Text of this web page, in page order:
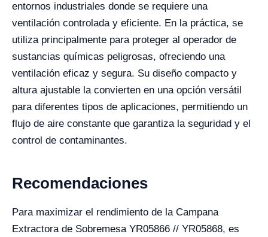
entornos industriales donde se requiere una
ventilación controlada y eficiente. En la práctica, se
utiliza principalmente para proteger al operador de
sustancias químicas peligrosas, ofreciendo una
ventilación eficaz y segura. Su diseño compacto y
altura ajustable la convierten en una opción versátil
para diferentes tipos de aplicaciones, permitiendo un
flujo de aire constante que garantiza la seguridad y el
control de contaminantes.
Recomendaciones
Para maximizar el rendimiento de la Campana
Extractora de Sobremesa YR05866 // YR05868, es